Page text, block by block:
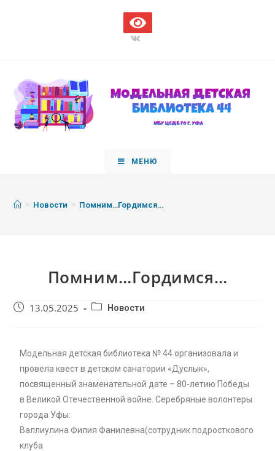
МЕНЮ
> Новости > Помним…Гордимся…
Помним…Гордимся…
13.05.2025 Новости
Модельная детская библиотека № 44 организовала и
провела квест в детском санатории «Дуслык»,
посвященный знаменательной дате – 80-летию Победы
в Великой Отечественной войне. Серебряные волонтеры
города Уфы:
Валлиулина Филия Фанилевна(сотрудник подросткового
клуба